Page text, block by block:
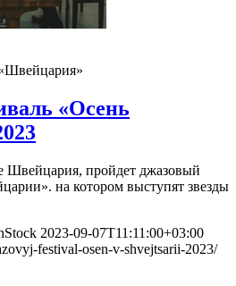
«Осень
Швейцария, пройдет джазовый
на котором выступят звезды
2023-09-07T11:11:00+03:00
festival-osen-v-shvejtsarii-2023/